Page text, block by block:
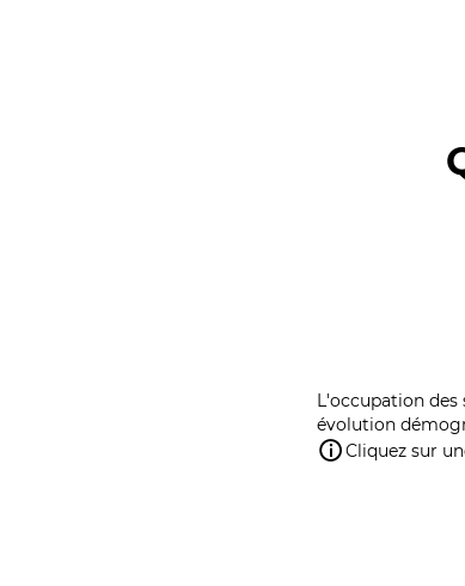
L'occupation des
évolution
Cliquez sur